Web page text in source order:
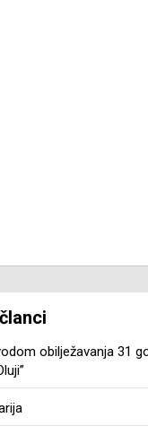
obilježavanja 31